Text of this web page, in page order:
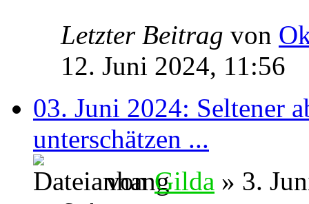
Letzter Beitrag von
12. Juni 2024, 11:56
03. Juni 2024: Seltener
unterschätzen ...
vonGilda » 3.